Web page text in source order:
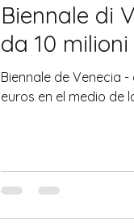
Biennale di
da 10
Biennale de Venecia
euros en el medio de